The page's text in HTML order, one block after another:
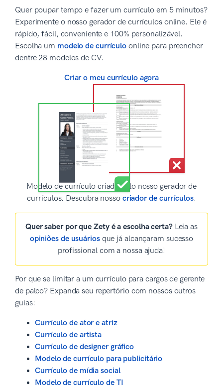
Quer poupar tempo e fazer um currículo em 5 minutos?
Experimente o nosso gerador de currículos online. Ele é
rápido, fácil, conveniente e 100% personalizável.
Escolha um modelo de currículo online para preencher
dentre 28 modelos de CV.
Criar o meu currículo agora
Modelo de currículo criado pelo nosso gerador de
currículos. Descubra nosso criador de currículos.
Quer saber por que Zety é a escolha certa?Leia as
opiniões de usuáriosque já alcançaram sucesso
profissional com a nossa ajuda!
Por que se limitar a um currículo para cargos de gerente
de palco? Expanda seu repertório com nossos outros
guias:
Currículo de ator e atriz
Currículo de artista
Currículo de designer gráfico
Modelo de currículo para publicitário
Currículo de mídia social
Modelo de currículo de TI